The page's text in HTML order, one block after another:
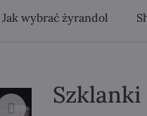
Jak wybrać żyrandol